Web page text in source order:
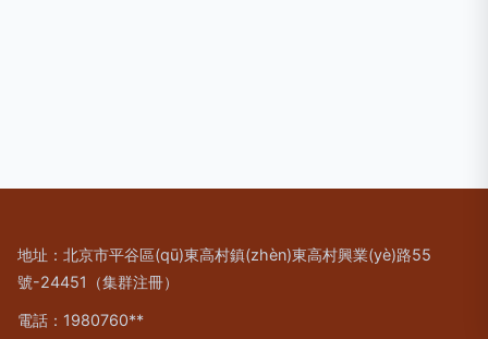
地址：北京市平谷區(qū)東高村鎮(zhèn)東高村興業(yè)路55
號-24451（集群注冊）
電話：1980760**